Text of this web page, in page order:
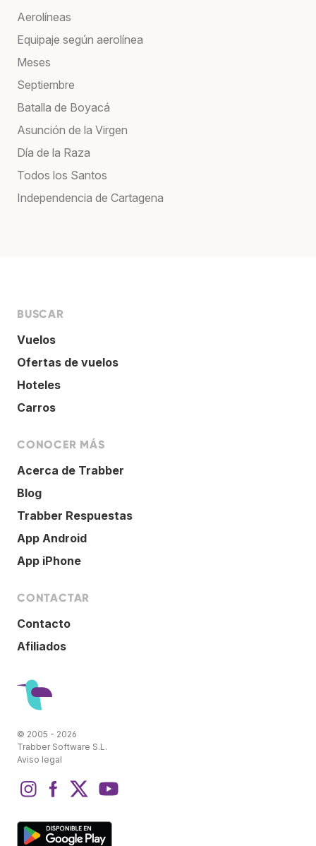
Aerolíneas
Equipaje según aerolínea
Meses
Septiembre
Batalla de Boyacá
Asunción de la Virgen
Día de la Raza
Todos los Santos
Independencia de Cartagena
BUSCAR
Vuelos
Ofertas de vuelos
Hoteles
Carros
CONOCER MÁS
Acerca de Trabber
Blog
Trabber Respuestas
App Android
App iPhone
CONTACTAR
Contacto
Afiliados
© 2005 - 2026
Trabber Software S.L.
Aviso legal